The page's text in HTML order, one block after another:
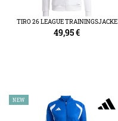
TIRO 26 LEAGUE TRAININGSJACKE
49,95€
NEW